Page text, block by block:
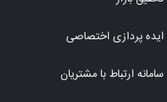
ایده پردازی اختصاصی
سامانه ارتباط با مشتریان